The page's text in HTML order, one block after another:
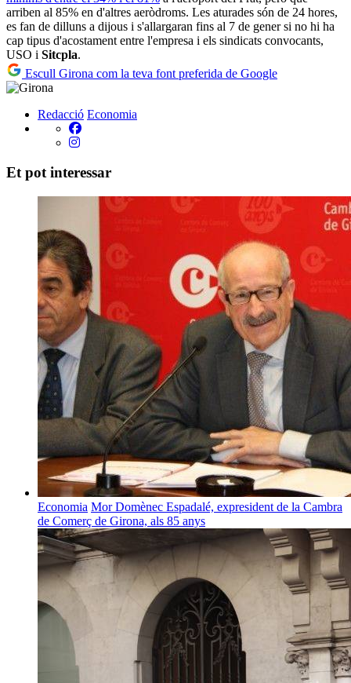
arriben al 85% en d'altres aeròdroms. Les aturades són de 24 hores,
es fan de dilluns a dijous i s'allargaran fins al 7 de gener si no hi ha
cap tipus d'acostament entre l'empresa i els sindicats convocants,
USO i Sitcpla.
Escull Girona com la teva font preferida de Google
Redacció Economia
Et pot interessar
Economia Mor Domènec Espadalé, expresident de la Cambra
de Comerç de Girona, als 85 anys